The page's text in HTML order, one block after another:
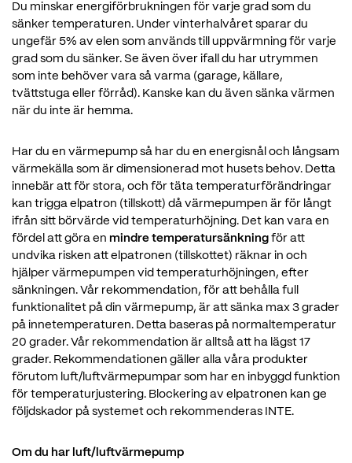
Du minskar energiförbrukningen för varje grad som du
sänker temperaturen. Under vinterhalvåret sparar du
ungefär 5% av elen som används till uppvärmning för varje
grad som du sänker. Se även över ifall du har utrymmen
som inte behöver vara så varma (garage, källare,
tvättstuga eller förråd). Kanske kan du även sänka värmen
när du inte är hemma.
Har du en värmepump så har du en energisnål och långsam
värmekälla som är dimensionerad mot husets behov. Detta
innebär att för stora, och för täta temperaturförändringar
kan trigga elpatron (tillskott) då värmepumpen är för långt
ifrån sitt börvärde vid temperaturhöjning. Det kan vara en
fördel att göra en mindre temperatursänkning för att
undvika risken att elpatronen (tillskottet) räknar in och
hjälper värmepumpen vid temperaturhöjningen, efter
sänkningen. Vår rekommendation, för att behålla full
funktionalitet på din värmepump, är att sänka max 3 grader
på innetemperaturen. Detta baseras på normaltemperatur
20 grader. Vår rekommendation är alltså att ha lägst 17
grader. Rekommendationen gäller alla våra produkter
förutom luft/luftvärmepumpar som har en inbyggd funktion
för temperaturjustering. Blockering av elpatronen kan ge
följdskador på systemet och rekommenderas INTE.
Om du har luft/luftvärmepump